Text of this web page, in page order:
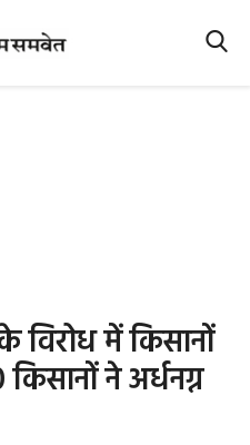
विरोध में किसानों
ने अर्धनग्न